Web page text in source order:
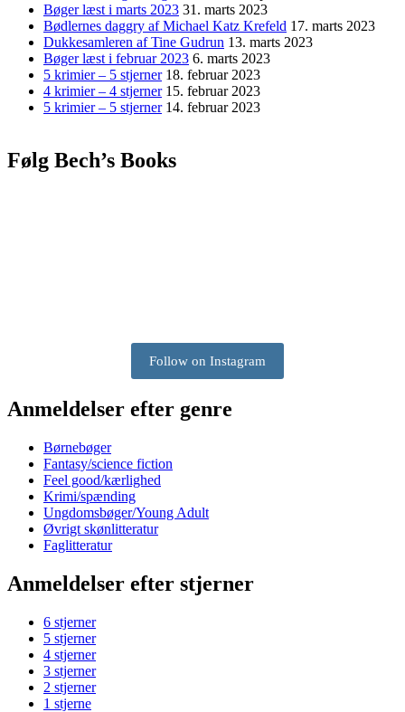
Bøger læst i marts 2023 31. marts 2023
Bødlernes daggry af Michael Katz Krefeld 17. marts 2023
Dukkesamleren af Tine Gudrun 13. marts 2023
Bøger læst i februar 2023 6. marts 2023
5 krimier – 5 stjerner 18. februar 2023
4 krimier – 4 stjerner 15. februar 2023
5 krimier – 5 stjerner 14. februar 2023
Følg Bech’s Books
Follow on Instagram
Anmeldelser efter genre
Børnebøger
Fantasy/science fiction
Feel good/kærlighed
Krimi/spænding
Ungdomsbøger/Young Adult
Øvrigt skønlitteratur
Faglitteratur
Anmeldelser efter stjerner
6 stjerner
5 stjerner
4 stjerner
3 stjerner
2 stjerner
1 stjerne